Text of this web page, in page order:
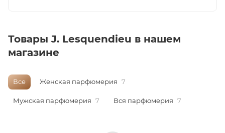
Товары J. Lesquendieu в нашем
магазине
Все Женская парфюмерия 7
Мужская парфюмерия 7 Вся парфюмерия 7